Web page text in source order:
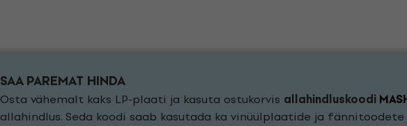
SAA PAREMAT HINDA
Osta vähemalt kaks LP-plaati ja kasuta ostukorvis allahindluskoodi
allahindlus. Seda koodi saab kasutada ka vinüülplaatide ja